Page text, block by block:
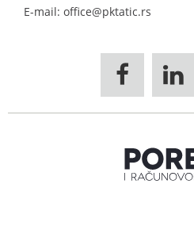
E-mail: office@pktatic.rs
 